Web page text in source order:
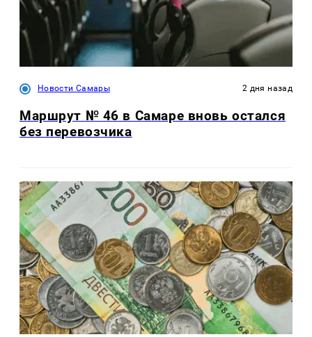
Новости Самары 2 дня назад
Маршрут № 46 в Самаре вновь остался
без перевозчика